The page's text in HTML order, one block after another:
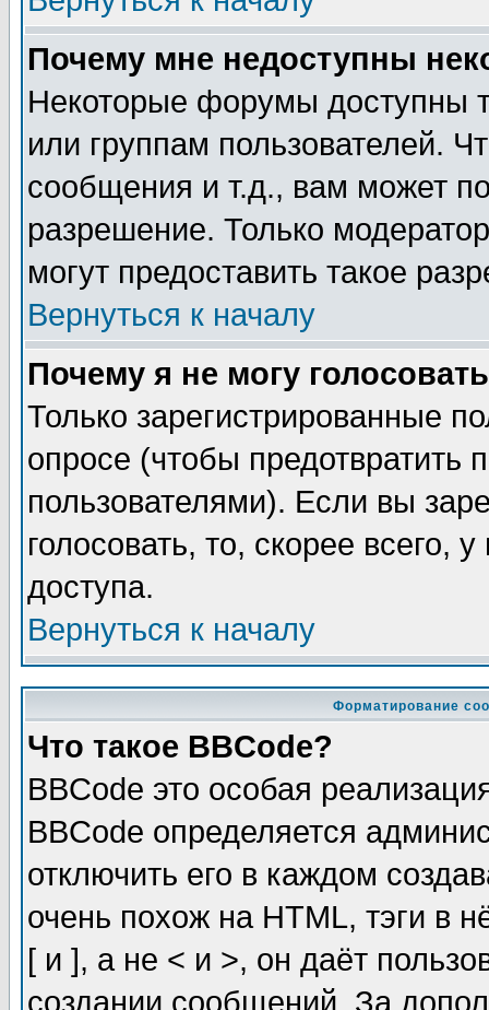
Почему мне недоступны
Некоторые форумы доступны
или группам пользователей.
сообщения и т.д., вам может
разрешение. Только
могут предоставить такое
Вернуться к началу
Почему я не могу
Только зарегистрированные
опросе (чтобы предотвратить
пользователями). Если вы
голосовать, то, скорее всего,
доступа.
Вернуться к началу
Форматирование
Что такое BBCode?
BBCode это особая
BBCode определяется
отключить его в каждом
очень похож на HTML, тэги в
[ и ], а не < и >, он даёт
создании сообщений. За